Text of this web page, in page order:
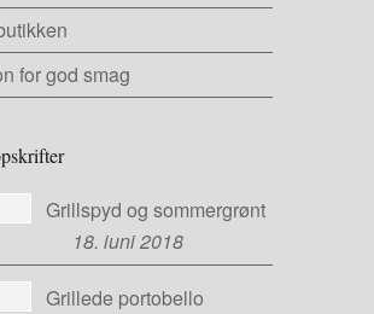
for god smag
Grillspyd og sommergrønt
18. juni 2018
Grillede portobello